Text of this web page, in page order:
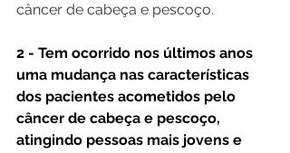
câncer de cabeça e pescoço.
2 - Tem ocorrido nos últimos anos
uma mudança nas características
dos pacientes acometidos pelo
câncer de cabeça e pescoço,
atingindo pessoas mais jovens e